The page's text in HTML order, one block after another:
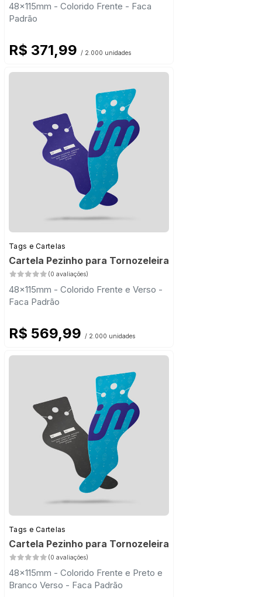
48x115mm - Colorido Frente - Faca
Padrão
R$ 371,99 / 2.000 unidades
Tags e Cartelas
Cartela Pezinho para Tornozeleira
(0 avaliações)
48x115mm - Colorido Frente e Verso -
Faca Padrão
R$ 569,99 / 2.000 unidades
Tags e Cartelas
Cartela Pezinho para Tornozeleira
(0 avaliações)
48x115mm - Colorido Frente e Preto e
Branco Verso - Faca Padrão